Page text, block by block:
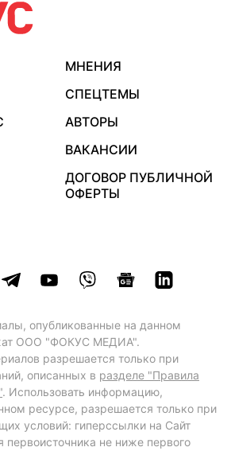
МНЕНИЯ
СПЕЦТЕМЫ
АВТОРЫ
ВАКАНСИИ
ДОГОВОР ПУБЛИЧНОЙ
ОФЕРТЫ
опубликованные на данном
ООО "ФОКУС МЕДИА".
разрешается только при
описанных в разделе "Правила
. Использовать информацию,
ресурсе, разрешается только при
условий: гиперссылки на Сайт
первоисточника не ниже первого